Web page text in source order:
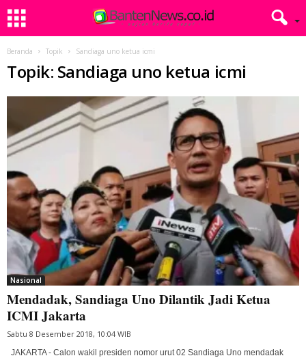
Beranda Topik Sandiaga uno ketua icmi
Topik: Sandiaga uno ketua icmi
Nasional
Mendadak, Sandiaga Uno Dilantik Jadi Ketua
ICMI Jakarta
Sabtu 8 Desember 2018, 10:04 WIB
JAKARTA - Calon wakil presiden nomor urut 02 Sandiaga Uno mendadak